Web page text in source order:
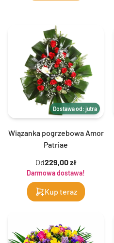
Dostawa od: jutra
Wiązanka pogrzebowa Amor
Patriae
Od229,00 zł
Darmowa dostawa!
Kup teraz